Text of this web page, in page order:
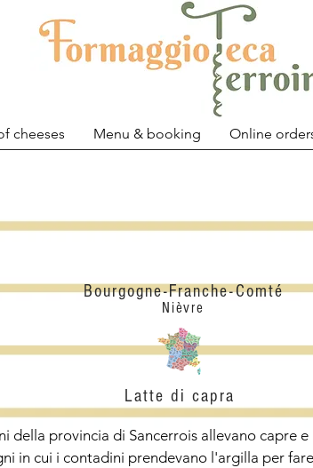
cheeses Menu & booking Online
Bourgogne-Franche-Comté
Nièvre
Latte di capra
della provincia di Sancerrois allevano capre
in cui i contadini prendevano l'argilla per